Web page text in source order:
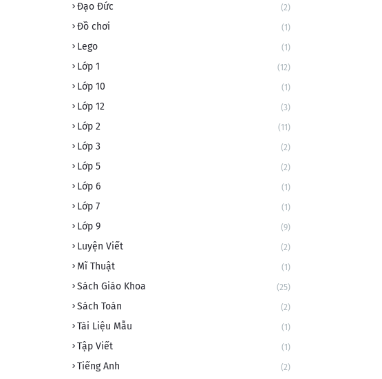
Đạo Đức (2)
Đồ chơi (1)
Lego (1)
Lớp 1 (12)
Lớp 10 (1)
Lớp 12 (3)
Lớp 2 (11)
Lớp 3 (2)
Lớp 5 (2)
Lớp 6 (1)
Lớp 7 (1)
Lớp 9 (9)
Luyện Viết (2)
Mĩ Thuật (1)
Sách Giáo Khoa (25)
Sách Toán (2)
Tài Liệu Mẫu (1)
Tập Viết (1)
Tiếng Anh (2)